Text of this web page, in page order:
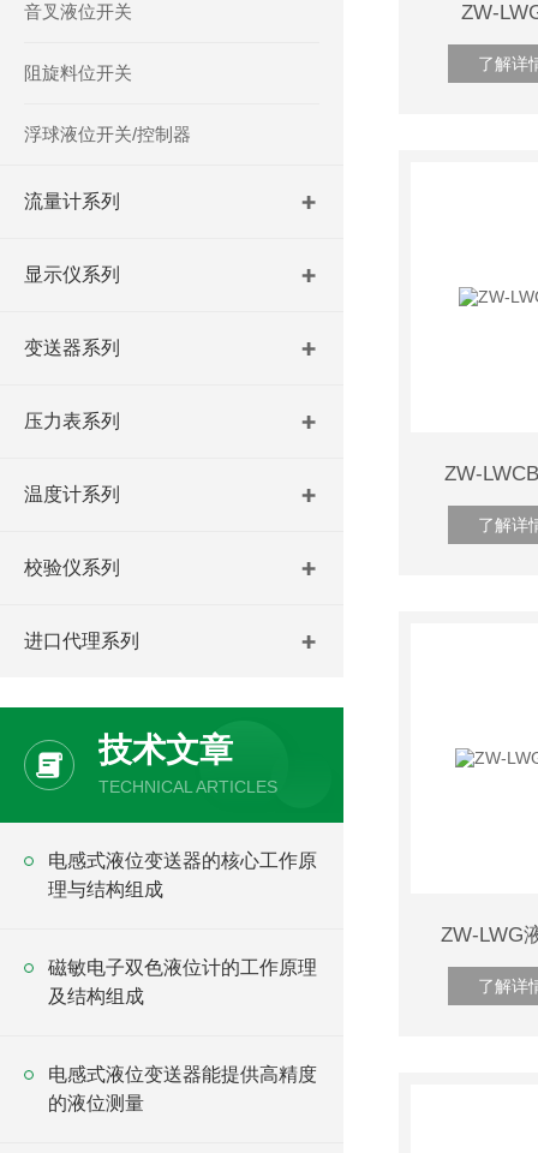
音叉液位开关
阻旋料位开关
浮球液位开关/控制器
流量计系列
显示仪系列
变送器系列
压力表系列
温度计系列
校验仪系列
进口代理系列
技术文章
TECHNICAL ARTICLES
电感式液位变送器的核心工作原
理与结构组成
磁敏电子双色液位计的工作原理
及结构组成
电感式液位变送器能提供高精度
的液位测量
ZW-
了解详
ZW-
了解详
ZW-LWG
了解详